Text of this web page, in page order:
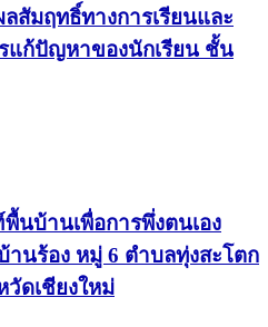
สัมฤทธิ์ทางการเรียนและ
แก้ปัญหาของนักเรียน ชั้น
บ้านเพื่อการพึ่งตนเอง
นร้อง หมู่ 6 ตำบลทุ่งสะโตก
วัดเชียงใหม่